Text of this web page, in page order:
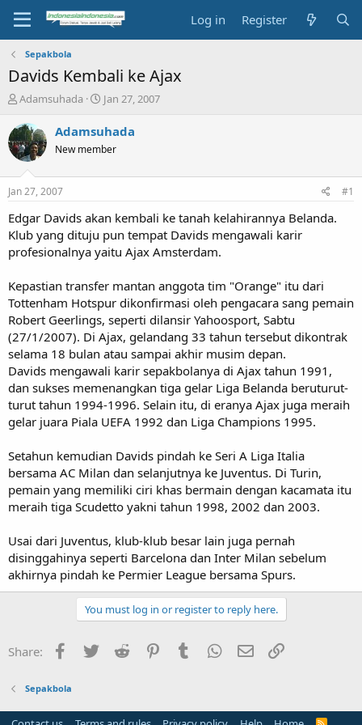
Log in Register
Sepakbola
Davids Kembali ke Ajax
T
r
e
a
t
a
t
e
Adamsuhada
S
a
t
e
Jan 27, 2007
Adamsuhada
New member
Jan 27, 2007 #1
Edgar Davids akan kembali ke tanah kelahirannya Belanda.
Klub yang dituju pun tempat Davids mengawali karir
profesionalnya yaitu Ajax Amsterdam.
Kepastian transfer mantan anggota tim "Orange" itu dari
Tottenham Hotspur dikonfirmasi oleh pengacara sang pemain
Robert Geerlings, seperti dilansir Yahoosport, Sabtu
(27/1/2007). Di Ajax, gelandang 33 tahun tersebut dikontrak
selama 18 bulan atau sampai akhir musim depan.
Davids mengawali karir sepakbolanya di Ajax tahun 1991,
dan sukses memenangkan tiga gelar Liga Belanda beruturut-
turut tahun 1994-1996. Selain itu, di eranya Ajax juga meraih
gelar juara Piala UEFA 1992 dan Liga Champions 1995.
Setahun kemudian Davids pindah ke Seri A Liga Italia
bersama AC Milan dan selanjutnya ke Juventus. Di Turin,
pemain yang memiliki ciri khas bermain dengan kacamata itu
meraih tiga Scudetto yakni tahun 1998, 2002 dan 2003.
Usai dari Juventus, klub-klub besar lain juga pernah
disinggahinya seperti Barcelona dan Inter Milan sebelum
akhirnya pindah ke Permier League bersama Spurs.
You must log in or register to reply here.
Share: Facebook
Twitter Reddit PinterestTumblr WhatsApp
Email
Sepakbola
R